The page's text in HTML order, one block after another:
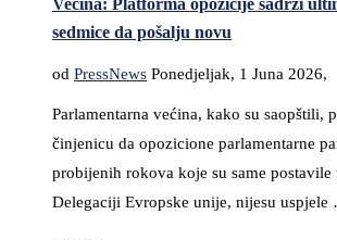
Većina: Platforma opozicije sadrži
sedmice da pošalju novu
od PressNews Ponedjeljak, 1 Juna 2026,
Parlamentarna većina, kako su saopštili,
činjenicu da opozicione parlamentarne
probijenih rokova koje su same
Delegaciji Evropske unije, nijesu